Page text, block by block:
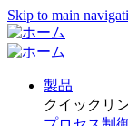
Skip to main
製品
クイックリ